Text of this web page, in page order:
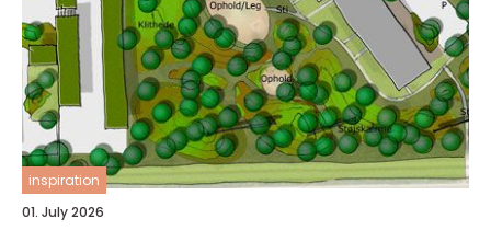
inspiration
01. July 2026